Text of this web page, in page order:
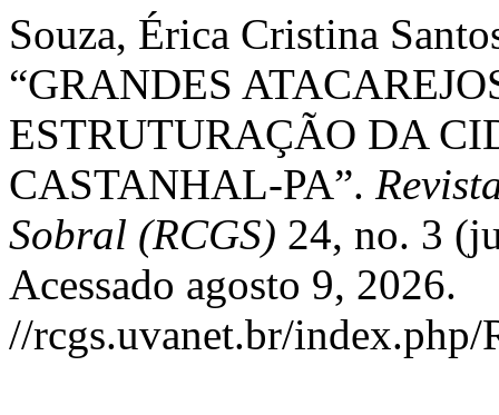
Souza, Érica Cristina
“GRANDES
ESTRUTURAÇÃO DA
CASTANHAL-PA”.
Sobral (RCGS) 24, no. 3
Acessado agosto 9, 2026.
//rcgs.uvanet.br/